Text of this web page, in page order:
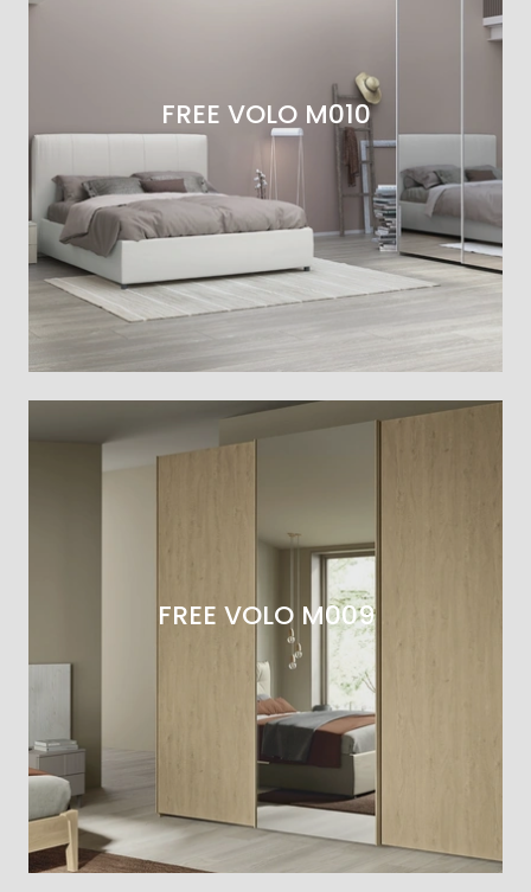
FREE VOLO M010
FREE VOLO M009